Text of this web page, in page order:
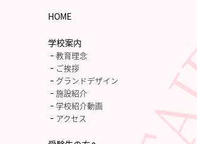
HOME
学校案内
教育理念
ご挨拶
グランドデザイン
施設紹介
学校紹介動画
アクセス